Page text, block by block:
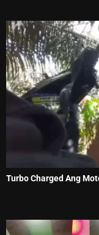
Turbo Charged Ang